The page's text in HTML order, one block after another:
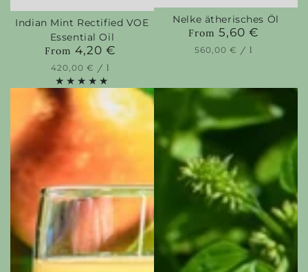
Indian Mint Rectified VOE
Essential Oil
Regular
price
From 4,20 €
Unit
price
420,00 € / per
l
Nelke ätherisches Öl
Regular
price
From 5,60 €
Unit
560,00 € / per
l